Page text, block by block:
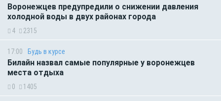
Воронежцев предупредили о снижении давления
холодной воды в двух районах города
4 2315
17:00 Будь в курсе
Билайн назвал самые популярные у воронежцев
места отдыха
0 1405